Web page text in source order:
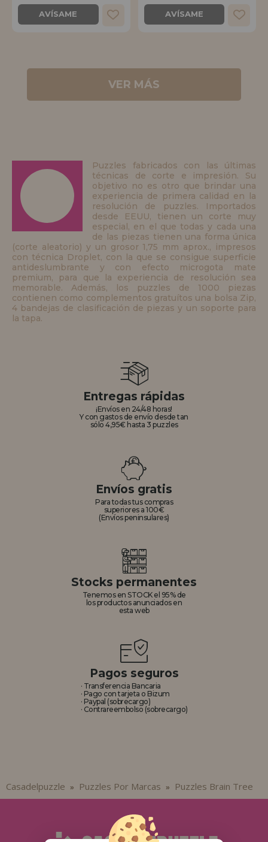
AVÍSAME AVÍSAME
VER MÁS
Puzzles fabricados con las últimas
técnicas de corte e impresión. Su
objetivo no es otro que brindar una
experiencia de primera calidad en la
resolución de puzzles. Importados
desde EEUU, tienen un corte muy
especial, en el que todas y cada una
de las piezas tienen una forma única
(corte aleatorio) y un grosor 1,75 mm aprox., impresos
con técnica Droplet, con la que se consigue superficie
antideslumbrante y con efecto microgota mate
premium, para que la experiencia de resolución sea
memorable. Además, los puzzles de 1000 piezas
contienen como complementos gratuítos una bolsa Zip,
4 bandejas de clasificación de piezas y un soporte para
la tapa.
Entregas rápidas
¡Envíos en 24/48 horas!
Y con gastos de envío desde tan
sólo 4,95€ hasta 3 puzzles
Envíos gratis
Para todas tus compras
superiores a 100€
(Envíos peninsulares)
Stocks permanentes
Tenemos en STOCK el 95% de
los productos anunciados en
esta web
Pagos seguros
· Transferencia Bancaria
· Pago con tarjeta o Bizum
· Paypal (sobrecargo)
· Contrareembolso (sobrecargo)
Casadelpuzzle » Puzzles Por Marcas » Puzzles Brain Tree